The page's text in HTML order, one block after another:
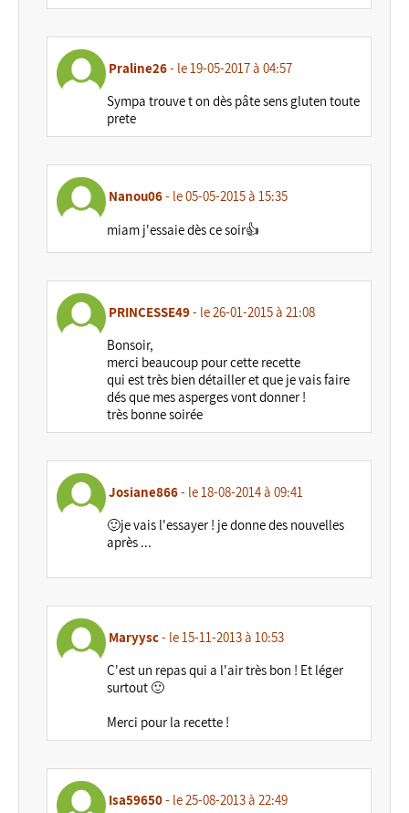
Praline26- le 19-05-2017 à 04:57
Sympa trouve t on dès pâte sens gluten toute
prete
Nanou06- le 05-05-2015 à 15:35
miam j'essaie dès ce soir👍
PRINCESSE49- le 26-01-2015 à 21:08
Bonsoir,
merci beaucoup pour cette recette
qui est très bien détailler et que je vais faire
dés que mes asperges vont donner !
très bonne soirée
Josiane866- le 18-08-2014 à 09:41
🙂je vais l'essayer ! je donne des nouvelles
après ...
Maryysc- le 15-11-2013 à 10:53
C'est un repas qui a l'air très bon ! Et léger
surtout 🙂
Merci pour la recette !
Isa59650- le 25-08-2013 à 22:49